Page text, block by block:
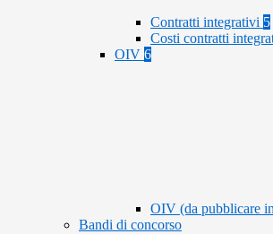
Contratti integrativi 5
Costi contratti
OIV 6
OIV (da pubblicare
Bandi di concorso